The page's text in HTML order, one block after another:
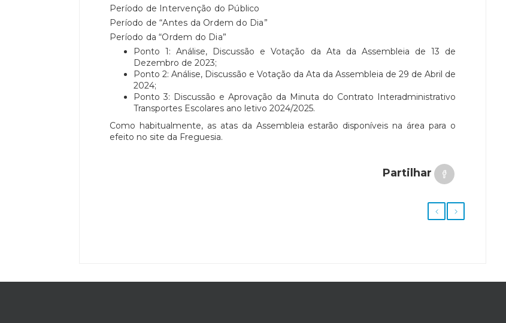
Período de Intervenção do Público
Período de “Antes da Ordem do Dia”
Período da “Ordem do Dia”
Ponto 1: Análise, Discussão e Votação da Ata da Assembleia de 13 de
Dezembro de 2023;
Ponto 2: Análise, Discussão e Votação da Ata da Assembleia de 29 de Abril de
2024;
Ponto 3: Discussão e Aprovação da Minuta do Contrato Interadministrativo
Transportes Escolares ano letivo 2024/2025.
Como habitualmente, as atas da Assembleia estarão disponíveis na área para o
efeito no site da Freguesia.
Partilhar